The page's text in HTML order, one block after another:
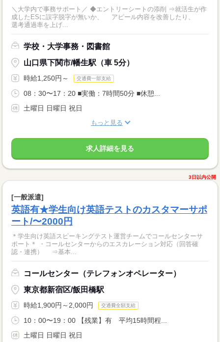
＼大学内で事務サポート／ ◆エントリーシートの添削 ⇒就活生が作
成したESに誤字脱字が無いか、 アピール内容を改善したり、
選考通過率を上げ...
学校・大学事務・図書館
山口県下関市/幡生駅（車 5分）
時給1,250円～ 交通費一部支給
08：30〜17：20 ■実働：7時間50分 ■休憩...
土曜日 日曜日 祝日
もっと見る
求人詳細を見る
3日以内公開
[一般派遣]
英語有★学生向け英語テストのカスタマーサポ
ート/〜2000円
＊学生向け英語スピーキングテスト運営チームでコールセンターサ
ポート＊ ・コールセンターからのエスカレーション対応（回答確
認・連携） ⇒基本...
コールセンター（テレフォンオペレーター）
東京都新宿区/飯田橋駅
時給1,900円～2,000円 交通費全額支給
10：00〜19：00 【残業】有 平均15時間程...
土曜日 日曜日 祝日